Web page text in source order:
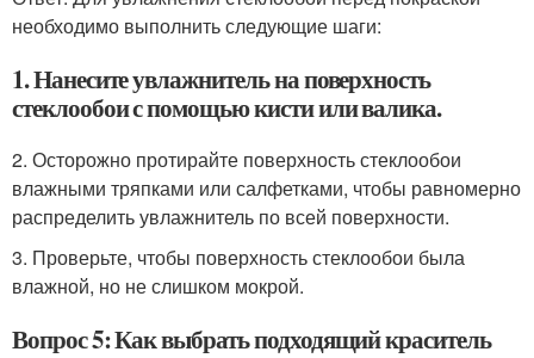
необходимо выполнить следующие шаги:
1. Нанесите увлажнитель на поверхность
стеклообои с помощью кисти или валика.
2. Осторожно протирайте поверхность стеклообои
влажными тряпками или салфетками, чтобы равномерно
распределить увлажнитель по всей поверхности.
3. Проверьте, чтобы поверхность стеклообои была
влажной, но не слишком мокрой.
Вопрос 5: Как выбрать подходящий краситель